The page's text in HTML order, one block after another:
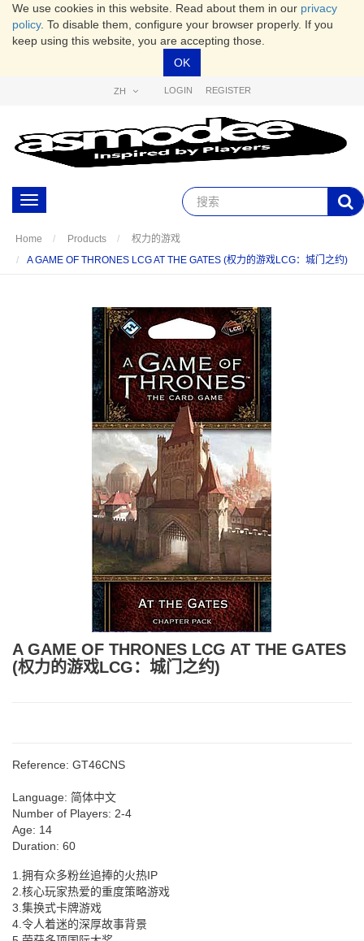
We use cookies in this website. Read about them in our privacy
policy. To disable them, configure your browser properly. If you
keep using this website, you are accepting those.
OK
ZH LOGIN REGISTER
Toggle
navigation
Home Products
权力的游戏
A GAME OF THRONES LCG AT THE GATES (权力的游戏LCG：城门之约)
A GAME OF THRONES LCG AT THE GATES
(权力的游戏LCG：城门之约)
Reference: GT46CNS
Language: 简体中文
Number of Players: 2-4
Age: 14
Duration: 60
1.拥有众多粉丝追捧的火热IP
2.核心玩家热爱的重度策略游戏
3.集换式卡牌游戏
4.令人着迷的深厚故事背景